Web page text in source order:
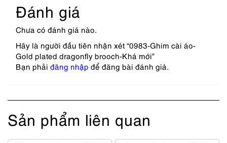
Đánh giá
Chưa có đánh giá nào.
Hãy là người đầu tiên nhận xét “0983-Ghim cài áo-
Gold plated dragonfly brooch-Khá mới”
Bạn phải đăng nhập để đăng bài đánh giá.
Sản phẩm liên quan